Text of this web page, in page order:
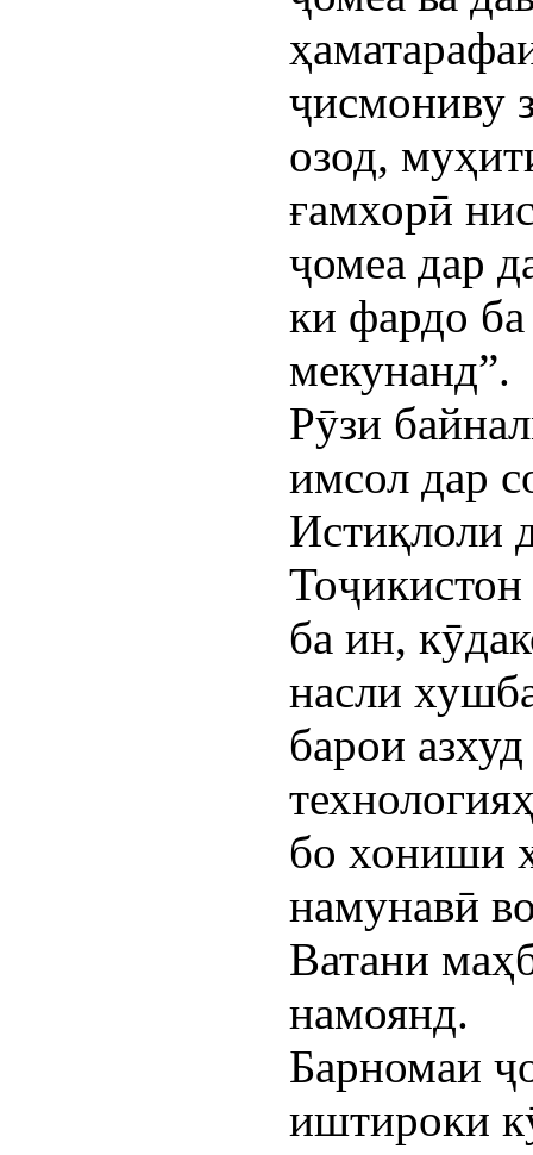
ҷисмониву
озод,
ғамхорӣ
ҷомеа дар
ки фардо
мекунанд”.
Рӯзи
имсол дар
Истиқлоли
Тоҷикистон
ба ин,
насли
барои
бо хониши
намунавӣ
Ватани
намоянд.
Барномаи
иштироки